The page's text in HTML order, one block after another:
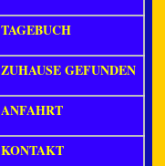
TAGEBUCH
ZUHAUSE GEFUNDEN
ANFAHRT
KONTAKT